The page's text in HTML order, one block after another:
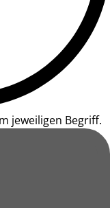
jeweiligen Begriff.